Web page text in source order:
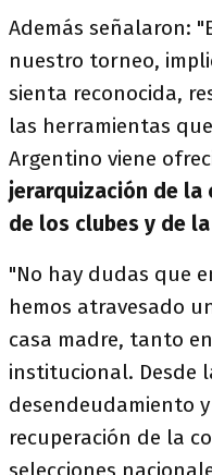
Además señalaron:
nuestro torneo,
sienta reconocida,
las herramientas
Argentino viene
jerarquización de la
de los clubes y de
"No hay dudas que
hemos atravesado
casa madre, tanto
institucional. Desde
desendeudamiento
recuperación de la